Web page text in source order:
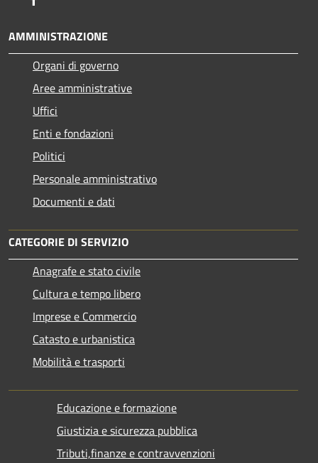
AMMINISTRAZIONE
Organi di governo
Aree amministrative
Uffici
Enti e fondazioni
Politici
Personale amministrativo
Documenti e dati
CATEGORIE DI SERVIZIO
Anagrafe e stato civile
Cultura e tempo libero
Imprese e Commercio
Catasto e urbanistica
Mobilità e trasporti
Educazione e formazione
Giustizia e sicurezza pubblica
Tributi,finanze e contravvenzioni